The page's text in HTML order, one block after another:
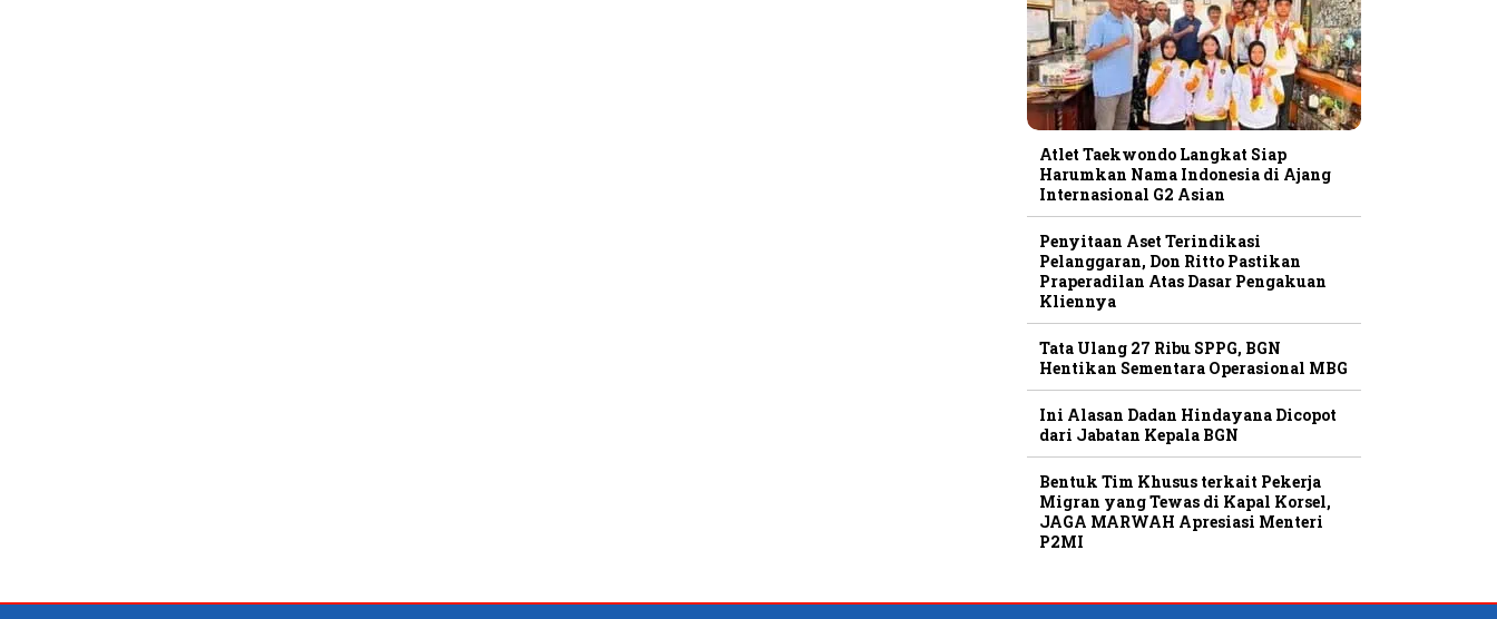
Atlet Taekwondo Langkat Siap
Harumkan Nama Indonesia di Ajang
Internasional G2 Asian
Penyitaan Aset Terindikasi
Pelanggaran, Don Ritto Pastikan
Praperadilan Atas Dasar Pengakuan
Kliennya
Tata Ulang 27 Ribu SPPG, BGN
Hentikan Sementara Operasional MBG
Ini Alasan Dadan Hindayana Dicopot
dari Jabatan Kepala BGN
Bentuk Tim Khusus terkait Pekerja
Migran yang Tewas di Kapal Korsel,
JAGA MARWAH Apresiasi Menteri
P2MI